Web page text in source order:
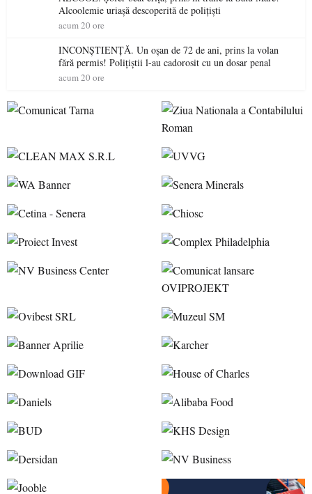
Alcoolemie uriașă descoperită de polițiști
acum 20 ore
INCONȘTIENȚĂ. Un oșan de 72 de ani, prins la volan
fără permis! Polițiștii l-au cadorosit cu un dosar penal
acum 20 ore